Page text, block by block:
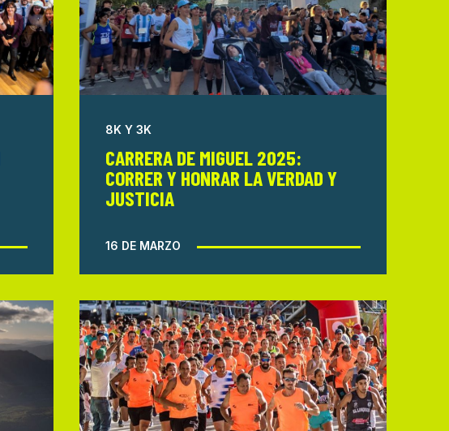
8K Y 3K
CARRERA DE MIGUEL 2025:
CORRER Y HONRAR LA VERDAD Y
JUSTICIA
16 DE MARZO